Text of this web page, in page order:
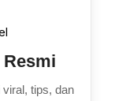
tips, dan